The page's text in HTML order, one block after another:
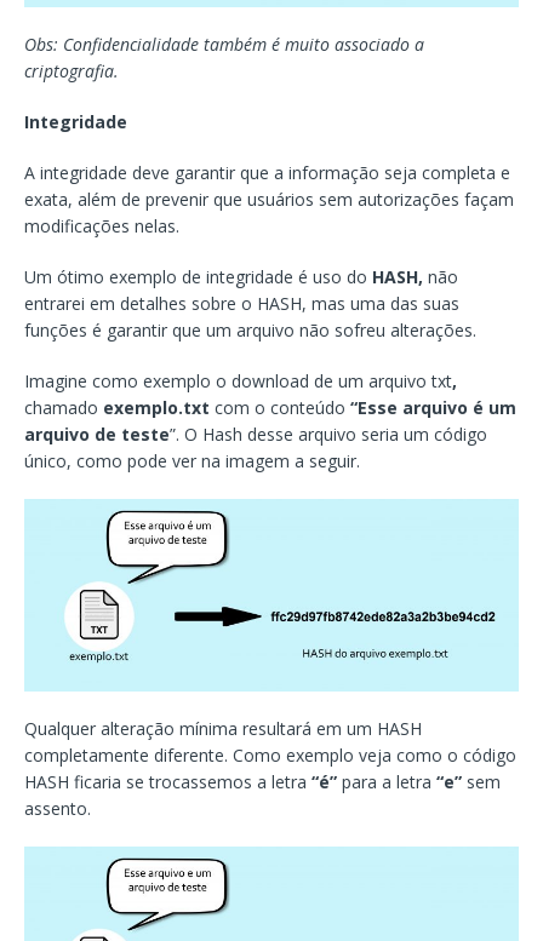
Obs: Confidencialidade também é muito associado a
criptografia.
Integridade
A integridade deve garantir que a informação seja completa e
exata, além de prevenir que usuários sem autorizações façam
modificações nelas.
Um ótimo exemplo de integridade é uso do HASH, não
entrarei em detalhes sobre o HASH, mas uma das suas
funções é garantir que um arquivo não sofreu alterações.
Imagine como exemplo o download de um arquivo txt,
chamado exemplo.txt com o conteúdo “Esse arquivo é um
arquivo de teste”. O Hash desse arquivo seria um código
único, como pode ver na imagem a seguir.
Qualquer alteração mínima resultará em um HASH
completamente diferente. Como exemplo veja como o código
HASH ficaria se trocassemos a letra “é” para a letra “e” sem
assento.